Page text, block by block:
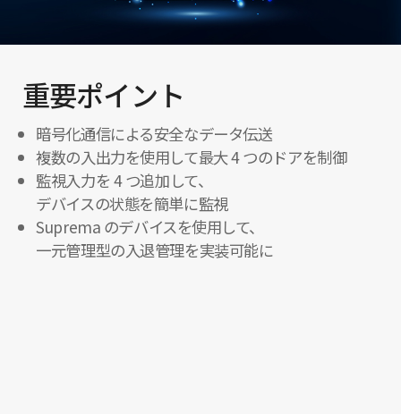
重要ポイント
暗号化通信による安全なデータ伝送
複数の入出力を使用して最大 4 つのドアを制御
監視入力を 4 つ追加して、
デバイスの状態を簡単に監視
Suprema のデバイスを使用して、
一元管理型の入退管理を実装可能に